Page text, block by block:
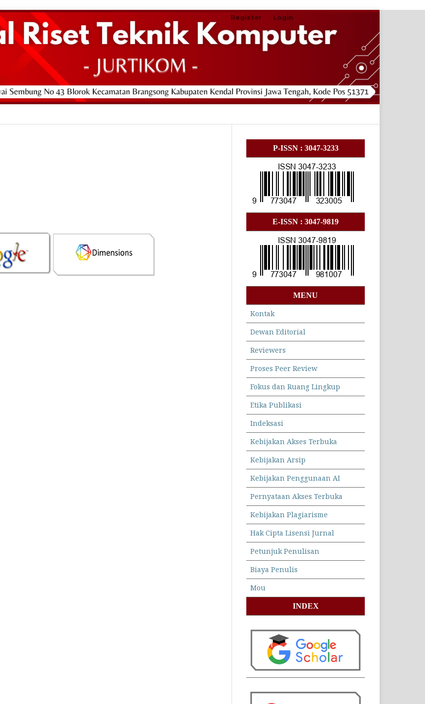
Register Login
P-ISSN : 3047-3233
E-ISSN : 3047-9819
MENU
Kontak
Dewan Editorial
Reviewers
Proses Peer Review
Fokus dan Ruang Lingkup
Etika Publikasi
Indeksasi
Kebijakan Akses Terbuka
Kebijakan Arsip
Kebijakan Penggunaan AI
Pernyataan Akses Terbuka
Kebijakan Plagiarisme
Hak Cipta Lisensi Jurnal
Petunjuk Penulisan
Biaya Penulis
Mou
INDEX